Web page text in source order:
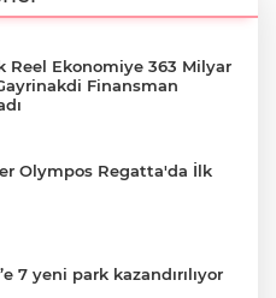
Reel Ekonomiye 363 Milyar
Finansman
Olympos Regatta'da İlk
7 yeni park kazandırılıyor